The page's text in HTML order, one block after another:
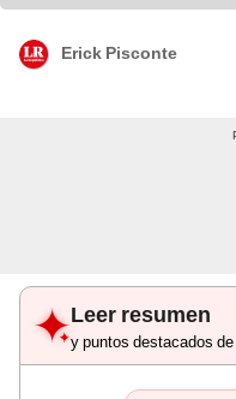
Erick Pisconte
Leer resumen
y puntos destacados